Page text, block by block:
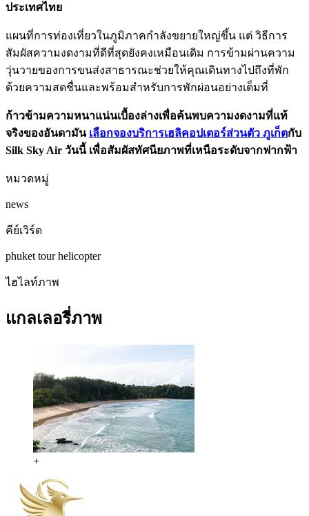
ประเทศไทย
แผนที่การท่องเที่ยวในภูมิภาคกำลังขยายใหญ่ขึ้น แต่ วิธีการ
สัมผัสความงดงามที่ดีที่สุดยังคงเหมือนเดิม การข้ามผ่านความ
วุ่นวายของการขนส่งสาธารณะช่วยให้คุณเดินทางไปถึงที่พัก
ด้วยความสดชื่นและพร้อมสำหรับการพักผ่อนอย่างเต็มที่
ก้าวข้ามความหนาแน่นเบื้องล่างเพื่อค้นพบความงดงามที่แท้
จริงของอันดามัน เลือกจองบริการเฮลิคอปเตอร์ส่วนตัว ภูเก็ตกับ
Silk Sky Air วันนี้ เพื่อสัมผัสทัศนียภาพที่เหนือระดับจากฟากฟ้า
หมวดหมู่
news
คีย์เวิร์ด
phuket tourhelicopter
ไฮไลท์ภาพ
แกลเลอรี่ภาพ
+